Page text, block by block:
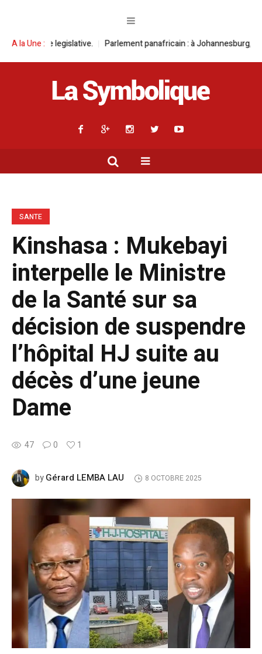
A la Une :
Parlement panafricain : à Johannesburg, Aimé Boji Sangara
SANTE
Kinshasa : Mukebayi
interpelle le Ministre
de la Santé sur sa
décision de suspendre
l’hôpital HJ suite au
décès d’une jeune
Dame
47 0 1
byGérard LEMBA LAU 8 OCTOBRE 2025